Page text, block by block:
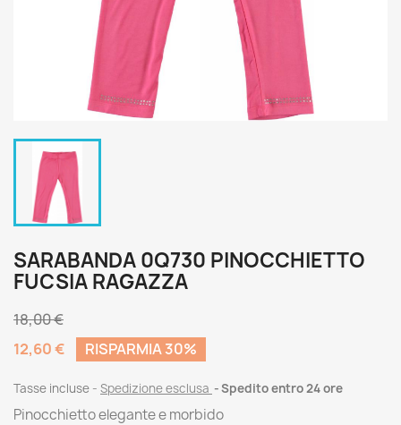
SARABANDA 0Q730 PINOCCHIETTO
FUCSIA RAGAZZA
18,00 €
12,60 €
RISPARMIA 30%
Tasse incluse Spedizione esclusa Spedito entro 24 ore
Pinocchietto elegante e morbido